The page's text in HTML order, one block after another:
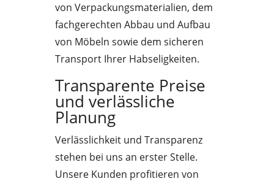
von Verpackungsmaterialien, dem
fachgerechten Abbau und Aufbau
von Möbeln sowie dem sicheren
Transport Ihrer Habseligkeiten.
Transparente Preise
und verlässliche
Planung
Verlässlichkeit und Transparenz
stehen bei uns an erster Stelle.
Unsere Kunden profitieren von